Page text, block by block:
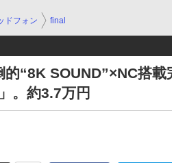
ドフォン final
“8K SOUND”×NC搭載
。約3.7万円